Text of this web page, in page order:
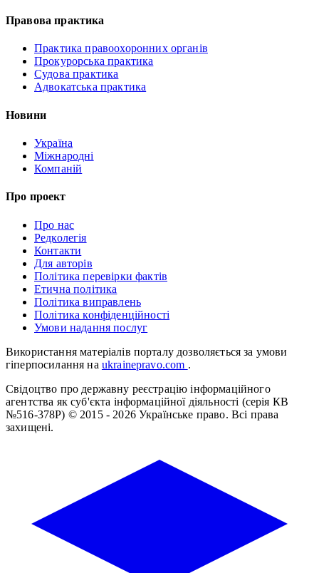
Правова практика
Практика правоохоронних органів
Прокурорська практика
Судова практика
Адвокатська практика
Новини
Україна
Міжнародні
Компаній
Про проект
Про нас
Редколегія
Контакти
Для авторів
Політика перевірки фактів
Етична політика
Політика виправлень
Політика конфіденційності
Умови надання послуг
Використання матеріалів порталу дозволяється за умови
гіперпосилання на ukrainepravo.com .
Свідоцтво про державну реєстрацію інформаційного
агентства як суб'єкта інформаційної діяльності (серія КВ
№516-378Р) © 2015 - 2026 Українське право. Всі права
захищені.